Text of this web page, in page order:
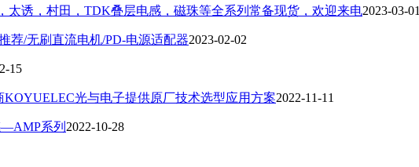
太诱，村田，TDK叠层电感，磁珠等全系列常备现货，欢迎来电2023-03-01
荐/无刷直流电机/PD-电源适配器2023-02-02
15
光与电子提供原厂技术选型应用方案2022-11-11
系列 2022-10-28